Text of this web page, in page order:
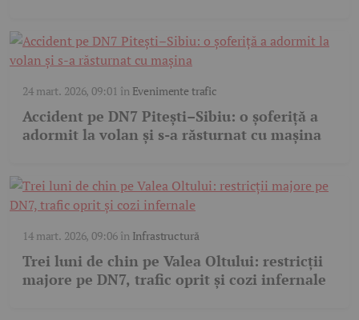
24 mart. 2026, 09:01 în Evenimente trafic
Accident pe DN7 Pitești–Sibiu: o șoferiță a
adormit la volan și s-a răsturnat cu mașina
14 mart. 2026, 09:06în Infrastructură
Trei luni de chin pe Valea Oltului: restricții
majore pe DN7, trafic oprit și cozi infernale